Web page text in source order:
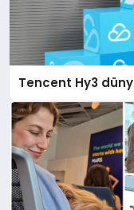
Tencent Hy3